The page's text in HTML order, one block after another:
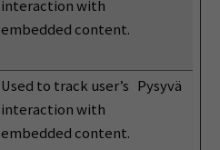
interaction with
embedded content.
Used to track user’s
interaction with
embedded content.
Pysyvä